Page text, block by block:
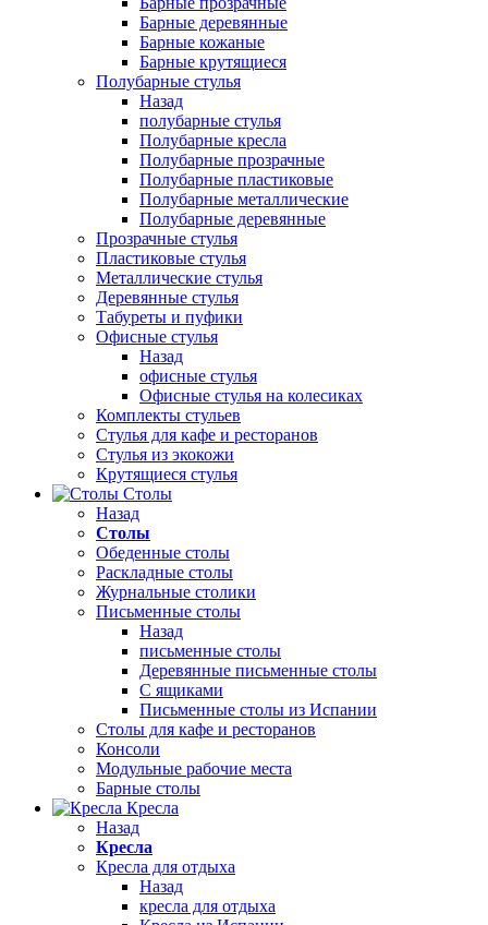
Барные деревянные
Барные кожаные
Барные крутящиеся
Полубарные стулья
Назад
полубарные стулья
Полубарные кресла
Полубарные прозрачные
Полубарные пластиковые
Полубарные металлические
Полубарные деревянные
Прозрачные стулья
Пластиковые стулья
Металлические стулья
Деревянные стулья
Табуреты и пуфики
Офисные стулья
Назад
офисные стулья
Офисные стулья на колесиках
Комплекты стульев
Стулья для кафе и ресторанов
Стулья из экокожи
Крутящиеся стулья
Столы
Назад
Столы
Обеденные столы
Раскладные столы
Журнальные столики
Письменные столы
Назад
письменные столы
Деревянные письменные столы
С ящиками
Письменные столы из Испании
Столы для кафе и ресторанов
Консоли
Модульные рабочие места
Барные столы
Кресла
Назад
Кресла
Кресла для отдыха
Назад
кресла для отдыха